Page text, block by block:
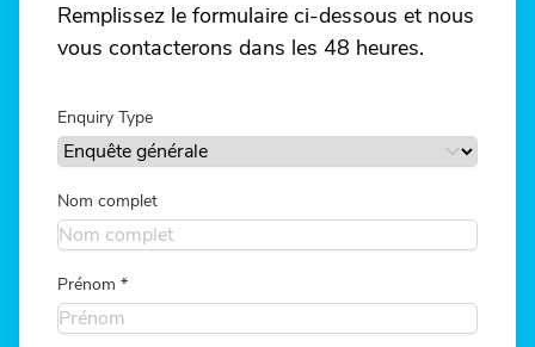
Remplissez le formulaire ci-dessous et nous
vous contacterons dans les 48 heures.
Enquiry Type
Nom complet
Prénom *